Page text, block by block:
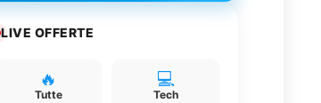
LIVE OFFERTE
🔥
Tutte
💻
Tech